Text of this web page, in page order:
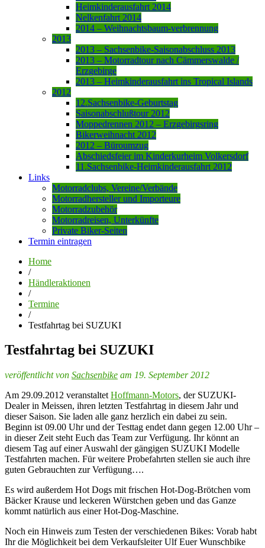
Heimkinderausfahrt 2014
Nelkenfahrt 2014
2014 – Weihnachtsbaum-verbrennung
2013
2013 – Sachsenbike-Saisonabschluss 2013
2013 – Motorradtour nach Cämmerswalde /
Erzgebirge
2013 – Heimkinderausfahrt ins Tropical Islands
2012
12.Sachsenbike-Geburtstag
Saisonabschlußtour 2012
Moppedrennen 2012 – Erzgebirgsring
Bikerweihnacht 2012
2012 – Büroumzug
Abschiedsfeier im Kinderkurheim Volkersdorf
11.Sachsenbike-Heimkinderausfahrt 2012
Links
Motorradclubs, Vereine/Verbände
Motorradhersteller und Importeure
Motorradzubehör
Motorradreisen, Unterkünfte
Private Biker-Seiten
Termin eintragen
Home
/
Händleraktionen
/
Termine
/
Testfahrtag bei SUZUKI
Testfahrtag bei SUZUKI
veröffentlicht von Sachsenbike am 19. September 2012
Am 29.09.2012 veranstaltet Hoffmann-Motors, der SUZUKI-
Dealer in Meissen, ihren letzten Testfahrtag in diesem Jahr und
dieser Saison. Sie laden alle ganz herzlich ein dabei zu sein.
Beginn ist 09.00 Uhr und der Testtag endet dann gegen 12.00 Uhr –
in dieser Zeit steht Euch das Team zur Verfügung. Ihr könnt an
diesem Tag auf einer Auswahl der gängigen SUZUKI Modelle
Testfahrten machen. Für weitere Probefahrten stellen sie auch ihre
guten Gebrauchten zur Verfügung….
Es wird außerdem Hot Dogs mit frischen Hot-Dog-Brötchen vom
Bäcker Krause und leckeren Würstchen geben und das Ganze
kommt natürlich aus einer Hot-Dog-Maschine.
Noch ein Hinweis zum Testen der verschiedenen Bikes: Vorab habt
Ihr die Möglichkeit bei dem Verkaufsleiter Ulf Euer Wunschbike